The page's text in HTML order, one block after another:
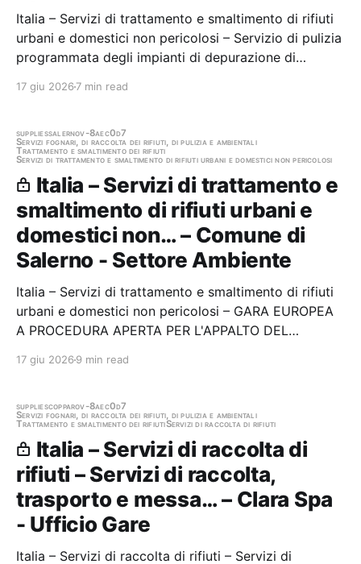
Italia – Servizi di trattamento e smaltimento di rifiuti
urbani e domestici non pericolosi – Servizio di pulizia
programmata degli impianti di depurazione di
Acquevenete Spa Gara aggiudicata
17 giu 2026 7 min read
suppliessalernov-8aec0d7
Servizi fognari, di raccolta dei rifiuti, di pulizia e ambientali
Trattamento e smaltimento dei rifiuti
Servizi di trattamento e smaltimento di rifiuti urbani e domestici non pericolosi
Italia – Servizi di trattamento e
smaltimento di rifiuti urbani e
domestici non… – Comune di
Salerno - Settore Ambiente
Italia – Servizi di trattamento e smaltimento di rifiuti
urbani e domestici non pericolosi – GARA EUROPEA
A PROCEDURA APERTA PER L'APPALTO DEL
E/O RECUPERO, PRESSO IMPIANTI AUTORIZZATI, DI
RACCOLTA…
17 giu 2026 9 min read
suppliescopparov-8aec0d7
Servizi fognari, di raccolta dei rifiuti, di pulizia e ambientali
Trattamento e smaltimento dei rifiutiServizi di raccolta di rifiuti
Italia – Servizi di raccolta di
rifiuti – Servizi di raccolta,
trasporto e messa… – Clara Spa
- Ufficio Gare
Italia – Servizi di raccolta di rifiuti – Servizi di